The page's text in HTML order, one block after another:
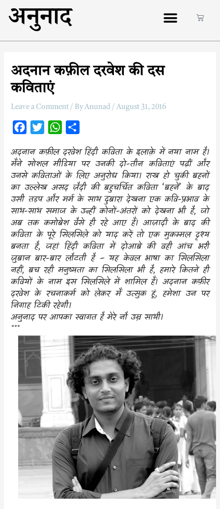
अनुनाद
अदनान कफ़ील दरवेश की दस
कविताएं
Leave a Comment / ByAnunad/August 31, 2016
c
e
o
o
k
i
t
e
r
W
a
t
A
p
p
a
r
e
अदनान कफ़ील दरवेश हिंदी कविता के इलाक़े में नया नाम है।
मैंने सोशल मीडिया पर उनकी दो-तीन कविताएं पढ़ीं और
उनसे कविताओं के लिए अनुरोध किया। राख हो चुकी बहनों
का उल्लेख असद ज़ैदी की बहुचर्चित कविता ‘बहनें’ के बाद
उसी तड़प और मर्म के साथ दुबारा देखना एक कवि-प्रभाव के
साथ-साथ समाज के उन्हीं कोनों-अंतरों को देखना भी है, जो
अब तक कमोबेश वैसे ही रहे आए हैं।आज़ादी के बाद की
कविता के पूरे सिलसिले को याद करें तो एक मुकम्मल दृश्य
बनता है, जहां हिंदी कविता में दोआबे की वही आंच भरी
ज़ुबान बार-बार लौटती है – यह केवल भाषा का सिलसिला
नहीं, बच रही मनुष्यता का सिलसिला भी है, हमारे कितने ही
कवियों के नाम इस सिलसिले में शामिल हैं। अदनान कफ़ीर
दरवेश के रचनाकर्म को लेकर मैं उत्सुक हूं, हमेशा उन पर
निगाह टिकी रहेगी।
अनुनाद पर आपका स्वागत है मेरे नौ उम्र साथी।
***